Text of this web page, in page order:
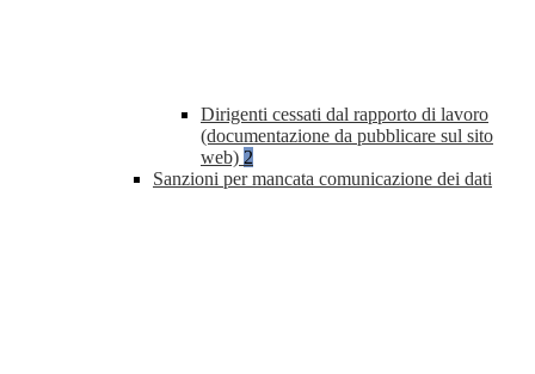
Dirigenti cessati dal rapporto di lavoro
(documentazione da pubblicare sul sito
web) 2
Sanzioni per mancata comunicazione dei dati